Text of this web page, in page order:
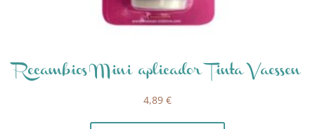
Recambios Mini aplicador Tinta Vaessen
4,89 €